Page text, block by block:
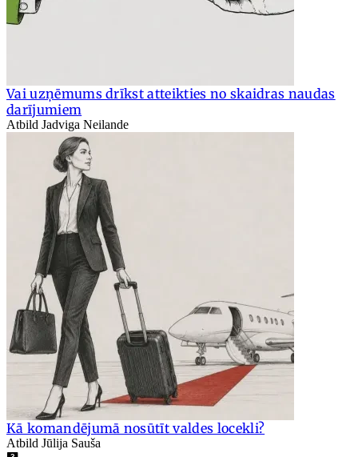
Vai uzņēmums drīkst atteikties no skaidras naudas
darījumiem
Atbild Jadviga Neilande
Kā komandējumā nosūtīt valdes locekli?
Atbild Jūlija Sauša